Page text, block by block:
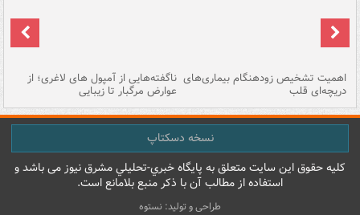
اهمیت تشخیص زودهنگام بیماری‌های
دریچه‌ای قلب
ناگفته‌هایی از آمپول های لاغری؛ از
عوارض مرگبار تا زیبایی
نسخه دسکتاپ
کليه حقوق اين سايت متعلق به پایگاه خبري-تحليلي مشرق نيوز می باشد و
استفاده از مطالب آن با ذکر منبع بلامانع است.
طراحی و تولید: نستوه